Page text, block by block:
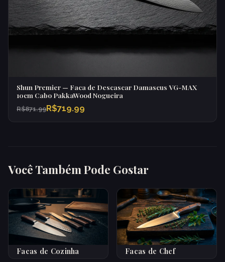
Shun Premier — Faca de Descascar Damascus VG-MAX
10cm Cabo PakkaWood Nogueira
R$871.99R$719.99
Você Também Pode Gostar
Facas de Cozinha Facas de Chef